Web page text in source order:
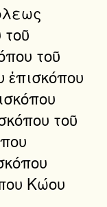
τοῦ
τοῦ
Κώου